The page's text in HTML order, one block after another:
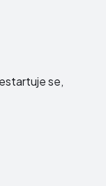
se,